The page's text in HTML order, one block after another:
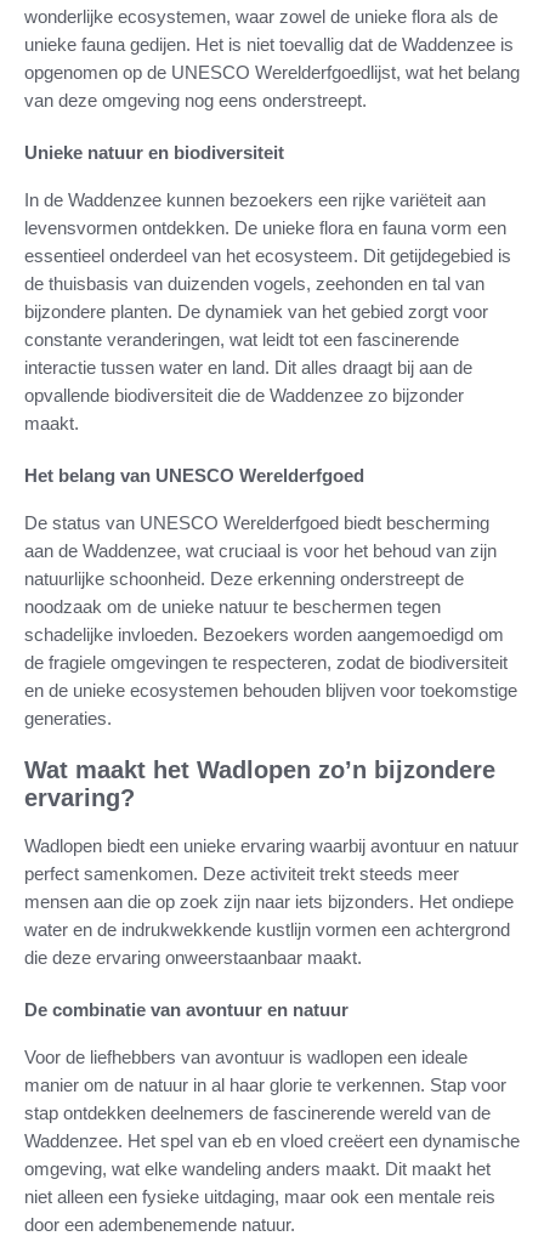
wonderlijke ecosystemen, waar zowel de unieke flora als de
unieke fauna gedijen. Het is niet toevallig dat de Waddenzee is
opgenomen op de UNESCO Werelderfgoedlijst, wat het belang
van deze omgeving nog eens onderstreept.
Unieke natuur en biodiversiteit
In de Waddenzee kunnen bezoekers een rijke variëteit aan
levensvormen ontdekken. De unieke flora en fauna vorm een
essentieel onderdeel van het ecosysteem. Dit getijdegebied is
de thuisbasis van duizenden vogels, zeehonden en tal van
bijzondere planten. De dynamiek van het gebied zorgt voor
constante veranderingen, wat leidt tot een fascinerende
interactie tussen water en land. Dit alles draagt bij aan de
opvallende biodiversiteit die de Waddenzee zo bijzonder
maakt.
Het belang van UNESCO Werelderfgoed
De status van UNESCO Werelderfgoed biedt bescherming
aan de Waddenzee, wat cruciaal is voor het behoud van zijn
natuurlijke schoonheid. Deze erkenning onderstreept de
noodzaak om de unieke natuur te beschermen tegen
schadelijke invloeden. Bezoekers worden aangemoedigd om
de fragiele omgevingen te respecteren, zodat de biodiversiteit
en de unieke ecosystemen behouden blijven voor toekomstige
generaties.
Wat maakt het Wadlopen zo’n bijzondere
ervaring?
Wadlopen biedt een unieke ervaring waarbij avontuur en natuur
perfect samenkomen. Deze activiteit trekt steeds meer
mensen aan die op zoek zijn naar iets bijzonders. Het ondiepe
water en de indrukwekkende kustlijn vormen een achtergrond
die deze ervaring onweerstaanbaar maakt.
De combinatie van avontuur en natuur
Voor de liefhebbers van avontuur is wadlopen een ideale
manier om de natuur in al haar glorie te verkennen. Stap voor
stap ontdekken deelnemers de fascinerende wereld van de
Waddenzee. Het spel van eb en vloed creëert een dynamische
omgeving, wat elke wandeling anders maakt. Dit maakt het
niet alleen een fysieke uitdaging, maar ook een mentale reis
door een adembenemende natuur.